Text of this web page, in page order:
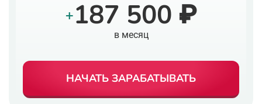
+187 500 ₽
в месяц
НАЧАТЬ ЗАРАБАТЫВАТЬ